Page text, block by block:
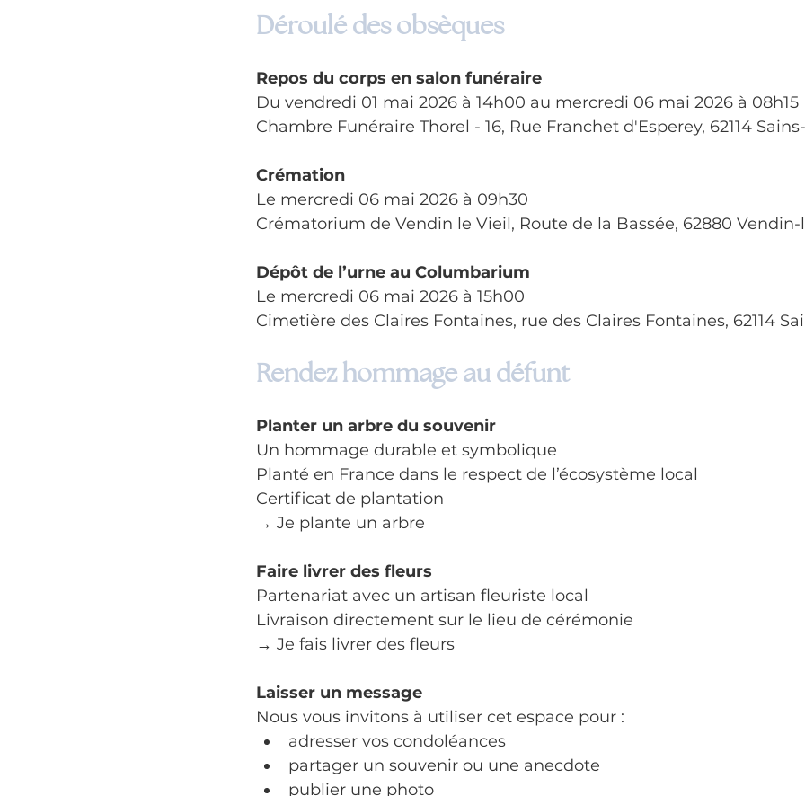
Déroulé des obsèques
Repos du corps en salon funéraire
Du vendredi 01 mai 2026 à 14h00 au mercredi 06 mai 2026 à 08h15
Chambre Funéraire Thorel - 16, Rue Franchet d'Esperey, 62114
Crémation
Le mercredi 06 mai 2026 à 09h30
Crématorium de Vendin le Vieil, Route de la Bassée, 62880 Vendin-
Dépôt de l’urne au Columbarium
Le mercredi 06 mai 2026 à 15h00
Cimetière des Claires Fontaines, rue des Claires Fontaines, 62114
Rendez hommage au défunt
Planter un arbre du souvenir
Un hommage durable et symbolique
Planté en France dans le respect de l’écosystème local
Certificat de plantation
→ Je plante un arbre
Faire livrer des fleurs
Partenariat avec un artisan fleuriste local
Livraison directement sur le lieu de cérémonie
→ Je fais livrer des fleurs
Laisser un message
Nous vous invitons à utiliser cet espace pour :
adresser vos condoléances
partager un souvenir ou une anecdote
publier une photo